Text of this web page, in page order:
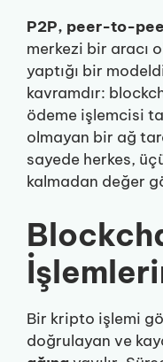
P2P, peer-to-
merkezi bir aracı
yaptığı bir
kavramdır:
ödeme işlemcisi
olmayan bir ağ
sayede herkes,
kalmadan değer
Bir kripto işlemi
doğrulayan ve